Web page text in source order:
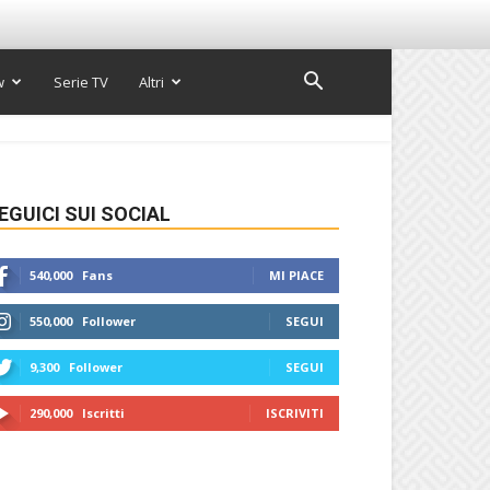
Serie TV Altri
SUI SOCIAL
540,000 Fans MI PIACE
550,000 Follower SEGUI
9,300 Follower SEGUI
290,000 Iscritti ISCRIVITI